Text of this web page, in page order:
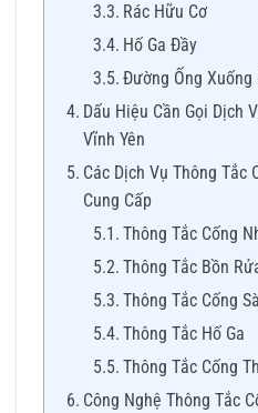
Rác Hữu Cơ
Hố Ga Đầy
Đường Ống Xuống
Dấu Hiệu Cần Gọi Dịch
Vĩnh Yên
Các Dịch Vụ Thông Tắc
Cung Cấp
Thông Tắc Cống
Thông Tắc Bồn
Thông Tắc Cống
Thông Tắc Hố Ga
Thông Tắc Cống
Công Nghệ Thông Tắc